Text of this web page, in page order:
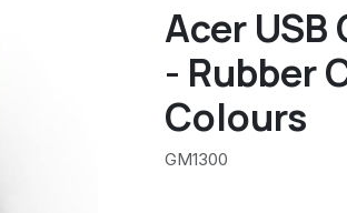
Acer USB
- Rubber
Colours
GM1300